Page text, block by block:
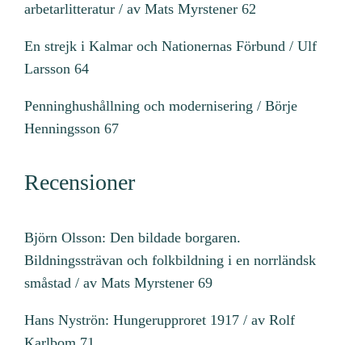
arbetarlitteratur / av Mats Myrstener 62
En strejk i Kalmar och Nationernas Förbund / Ulf
Larsson 64
Penninghushållning och modernisering / Börje
Henningsson 67
Recensioner
Björn Olsson: Den bildade borgaren.
Bildningssträvan och folkbildning i en norrländsk
småstad / av Mats Myrstener 69
Hans Nyströn: Hungerupproret 1917 / av Rolf